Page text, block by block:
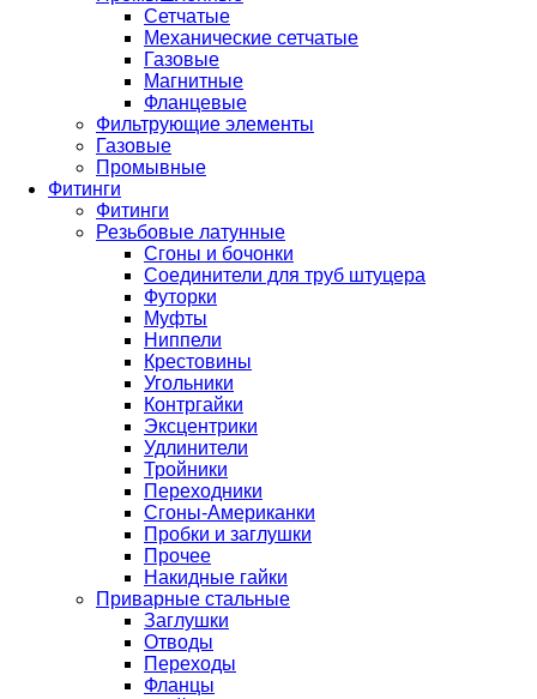
Сетчатые
Механические сетчатые
Газовые
Магнитные
Фланцевые
Фильтрующие элементы
Газовые
Промывные
Фитинги
Фитинги
Резьбовые латунные
Сгоны и бочонки
Соединители для труб штуцера
Футорки
Муфты
Ниппели
Крестовины
Угольники
Контргайки
Эксцентрики
Удлинители
Тройники
Переходники
Сгоны-Американки
Пробки и заглушки
Прочее
Накидные гайки
Приварные стальные
Заглушки
Отводы
Переходы
Фланцы